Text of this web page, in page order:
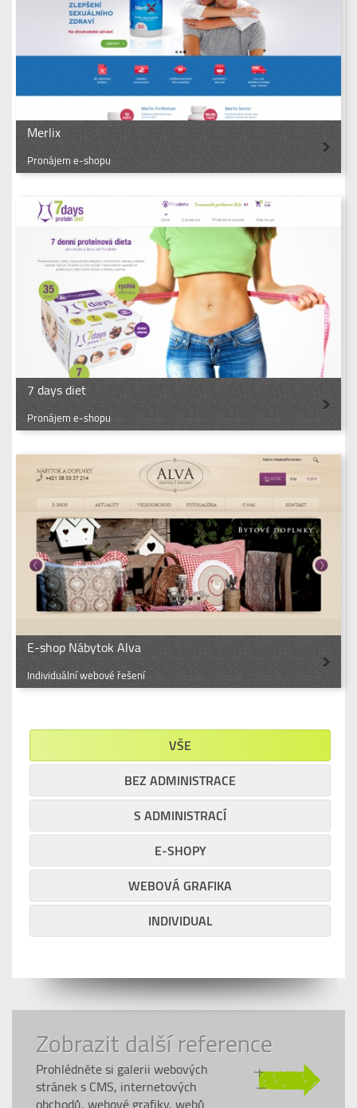
Merlix
Pronájem e-shopu
7 days diet
Pronájem e-shopu
E-shop Nábytok Alva
Individuální webové řešení
VŠE
BEZ ADMINISTRACE
S ADMINISTRACÍ
E-SHOPY
WEBOVÁ GRAFIKA
INDIVIDUAL
Zobrazit další reference
Prohlédněte si galerii webových
stránek s CMS, internetových
obchodů, webové grafiky, webů